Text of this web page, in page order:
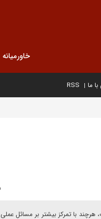
خاورمیانه
ما RSS
هرچند با تمرکز بیشتر بر مسائل عملی